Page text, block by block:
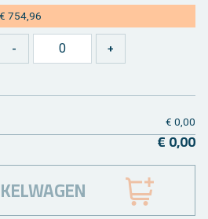
€ 754,96
€ 0,00
€ 0,00